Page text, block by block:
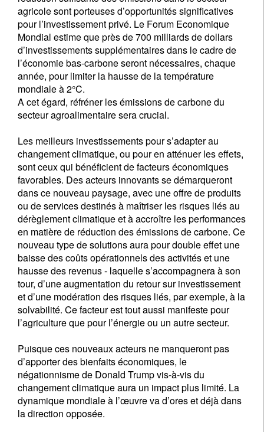
agricole sont porteuses d’opportunités significatives
pour l’investissement privé. Le Forum Economique
Mondial estime que près de 700 milliards de dollars
d’investissements supplémentaires dans le cadre de
l’économie bas-carbone seront nécessaires, chaque
année, pour limiter la hausse de la température
mondiale à 2°C.
A cet égard, réfréner les émissions de carbone du
secteur agroalimentaire sera crucial.
Les meilleurs investissements pour s’adapter au
changement climatique, ou pour en atténuer les effets,
sont ceux qui bénéficient de facteurs économiques
favorables. Des acteurs innovants se démarqueront
dans ce nouveau paysage, avec une offre de produits
ou de services destinés à maîtriser les risques liés au
dérèglement climatique et à accroître les performances
en matière de réduction des émissions de carbone. Ce
nouveau type de solutions aura pour double effet une
baisse des coûts opérationnels des activités et une
hausse des revenus - laquelle s’accompagnera à son
tour, d’une augmentation du retour sur investissement
et d’une modération des risques liés, par exemple, à la
solvabilité. Ce facteur est tout aussi manifeste pour
l’agriculture que pour l’énergie ou un autre secteur.
Puisque ces nouveaux acteurs ne manqueront pas
d’apporter des bienfaits économiques, le
négationnisme de Donald Trump vis-à-vis du
changement climatique aura un impact plus limité. La
dynamique mondiale à l’œuvre va d’ores et déjà dans
la direction opposée.